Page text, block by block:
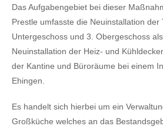
Das Aufgabengebiet bei dieser
Prestle umfasste die Neuinstallation der
Untergeschoss und 3. Obergeschoss
Neuinstallation der Heiz- und
der Kantine und Büroräume bei einem
Ehingen.
Es handelt sich hierbei um ein
Großküche welches an das